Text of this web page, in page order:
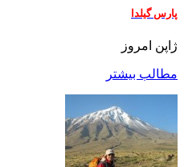
پارس گیلدا
ژاپن امروز
مطالب بیشتر